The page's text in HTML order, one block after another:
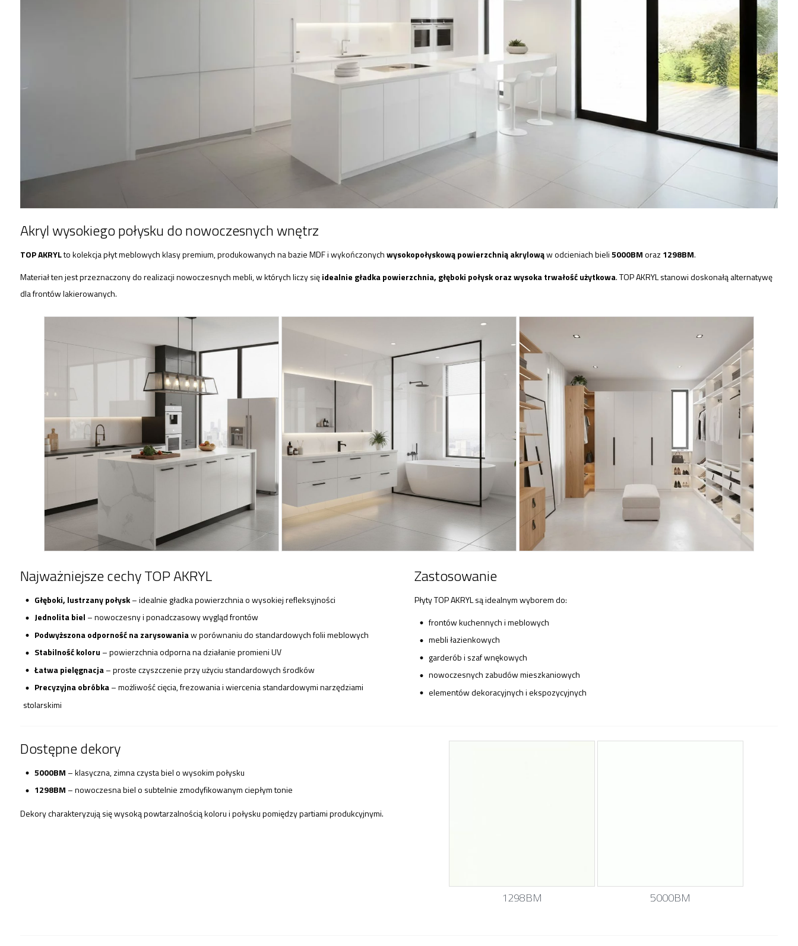
Akryl wysokiego połysku do nowoczesnych wnętrz
TOP AKRYLto kolekcja płyt meblowych klasy premium, produkowanych na bazie MDF i wykończonychwysokopołyskową powierzchnią akrylowąw odcieniach bieli5000BMoraz 1298BM.
Materiał ten jest przeznaczony do realizacji nowoczesnych mebli, w których liczy sięidealnie gładka powierzchnia, głęboki połysk oraz wysoka trwałość użytkowa. TOP AKRYL stanowi doskonałą alternatywę
dla frontów lakierowanych.
Najważniejsze cechy TOP AKRYL
Głęboki, lustrzany połysk– idealnie gładka powierzchnia o wysokiej refleksyjności
Jednolita biel – nowoczesny i ponadczasowy wygląd frontów
Podwyższona odporność na zarysowaniaw porównaniu do standardowych folii meblowych
Stabilność koloru – powierzchnia odporna na działanie promieni UV
Łatwa pielęgnacja– proste czyszczenie przy użyciu standardowych środków
Precyzyjna obróbka– możliwość cięcia, frezowania i wiercenia standardowymi narzędziami
stolarskimi
Zastosowanie
Płyty TOP AKRYL są idealnym wyborem do:
frontów kuchennych i meblowych
mebli łazienkowych
garderób i szaf wnękowych
nowoczesnych zabudów mieszkaniowych
elementów dekoracyjnych i ekspozycyjnych
Dostępne dekory
5000BM – klasyczna, zimna czysta biel o wysokim połysku
1298BM – nowoczesna biel o subtelnie zmodyfikowanym ciepłym tonie
Dekory charakteryzują się wysoką powtarzalnością koloru i połysku pomiędzy partiami produkcyjnymi.
1298BM 5000BM